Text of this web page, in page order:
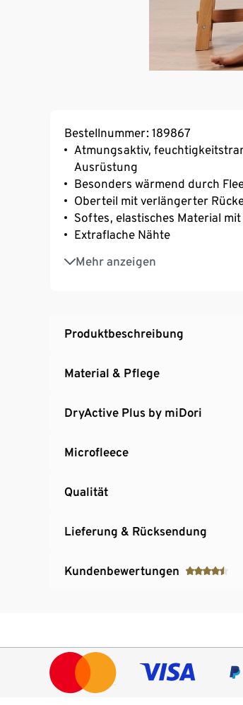
Bestellnummer: 189867
Atmungsaktiv,
Ausrüstung
Besonders wärmend durch
Oberteil mit verlängerter
Softes, elastisches Material
Extraflache Nähte
Mehr anzeigen
Optimale Wärmeisolierung
Produktbeschreibung
Material & Pflege
DryActive Plus by miDori
Microfleece
Qualität
Lieferung & Rücksendung
Kundenbewertungen